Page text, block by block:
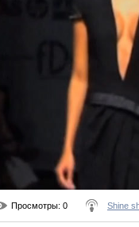
Просмотры: 0 Shine